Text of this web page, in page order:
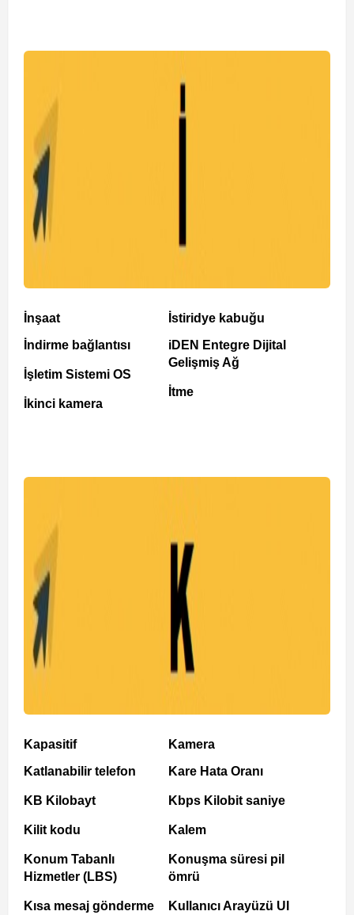
İnşaat
İndirme bağlantısı
İşletim Sistemi OS
İkinci kamera
İstiridye kabuğu
iDEN Entegre Dijital
Gelişmiş Ağ
İtme
Kapasitif
Katlanabilir telefon
KB Kilobayt
Kilit kodu
Konum Tabanlı
Hizmetler (LBS)
Kısa mesaj gönderme
Kamera
Kare Hata Oranı
Kbps Kilobit saniye
Kalem
Konuşma süresi pil
ömrü
Kullanıcı Arayüzü UI